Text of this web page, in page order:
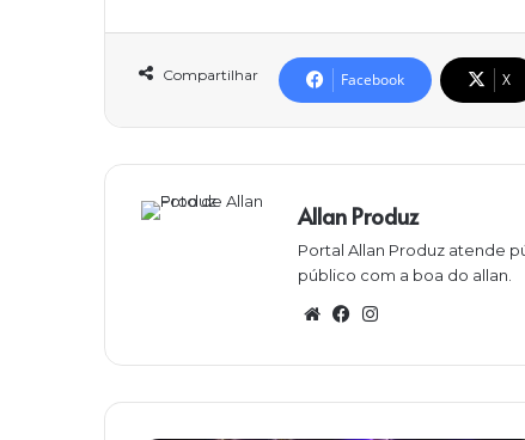
Compartilhar Facebook X
Allan Produz
Portal Allan Produz atende
público com a boa do allan.
W
sit
e
Fa
bo
ok
gra
m